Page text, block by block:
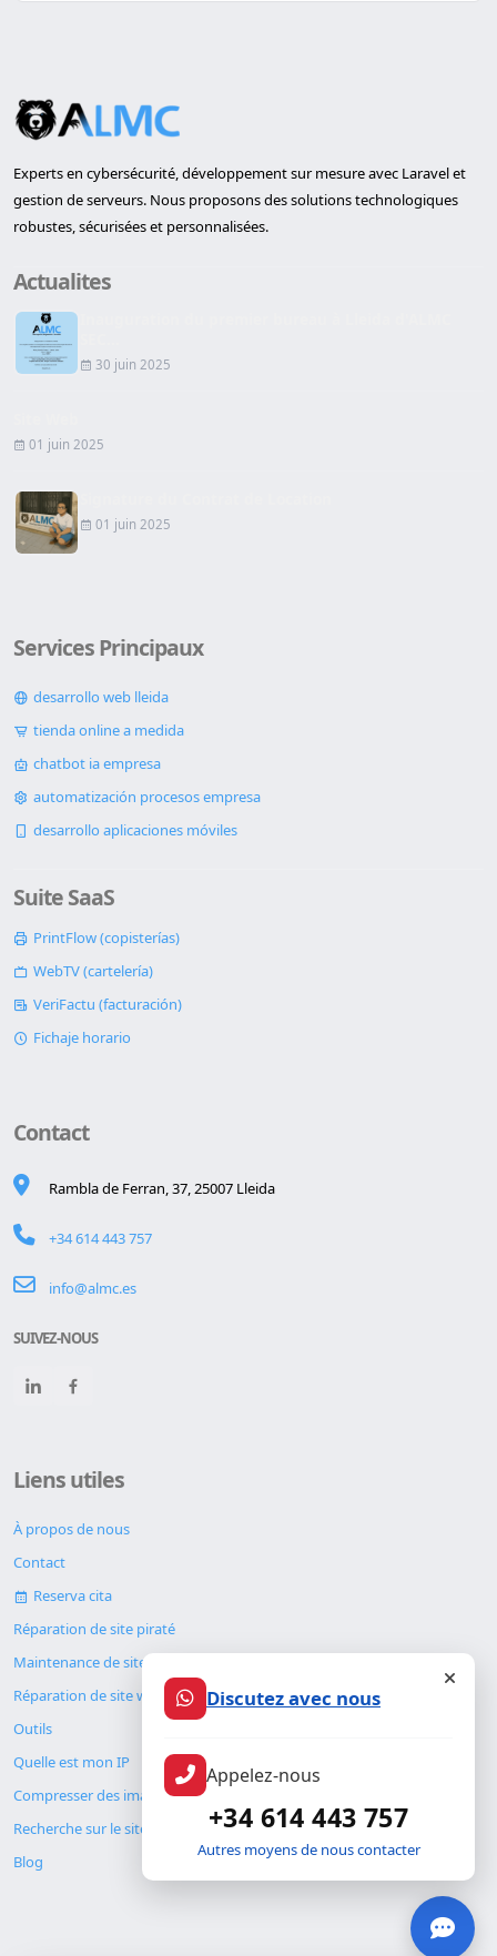
Experts en cybersécurité, développement sur mesure avec Laravel et
gestion de serveurs. Nous proposons des solutions technologiques
robustes, sécurisées et personnalisées.
Actualites
30 juin 2025
01 juin 2025
01 juin 2025
Services Principaux
desarrollo web lleida
tienda online a medida
chatbot ia empresa
automatización procesos empresa
desarrollo aplicaciones móviles
Suite SaaS
PrintFlow (copisterías)
WebTV (cartelería)
VeriFactu (facturación)
Fichaje horario
Contact
Rambla de Ferran, 37, 25007 Lleida
+34 614 443 757
info@almc.es
SUIVEZ-NOUS
Liens utiles
À propos de nous
Contact
Reserva cita
Réparation de site piraté
Maintenance de site web
Réparation de site web
Outils
Quelle est mon IP
Compresser des images
Recherche sur le site
Blog
Discutez avec nous
Appelez-nous
+34 614 443 757
Autres moyens de nous contacter